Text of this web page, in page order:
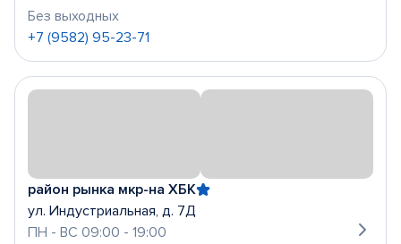
Без выходных
+7 (9582) 95-23-71
район рынка мкр-на ХБК
ул. Индустриальная, д. 7Д
ПН - ВС 09:00 - 19:00